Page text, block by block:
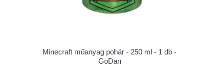
Minecraft műanyag pohár - 250 ml - 1 db -
GoDan